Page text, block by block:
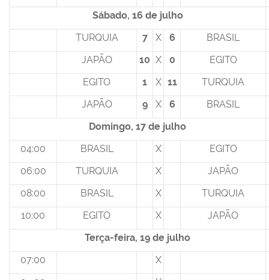
Sábado, 16 de julho
TURQUIA
7 X 6
BRASIL
JAPÃO
10 X 0
EGITO
EGITO
1 X 11
TURQUIA
JAPÃO
9 X 6
BRASIL
Domingo, 17 de julho
04:00
BRASIL X
EGITO
06:00
TURQUIA X
JAPÃO
08:00
BRASIL X
TURQUIA
10:00
EGITO X
JAPÃO
Terça-feira, 19 de julho
07:00
X